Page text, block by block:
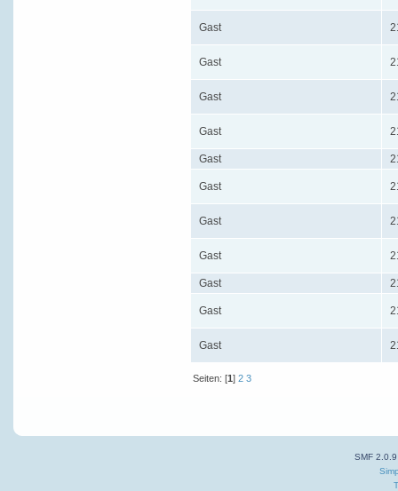
Gast
Gast
Gast
Gast
Gast
Gast
Gast
Gast
Gast
Gast
Gast
Seiten: [1]2 3
SMF 2.0.9